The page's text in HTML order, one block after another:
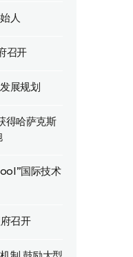
人
召开
展规划
得哈萨克斯
国际技术
召开